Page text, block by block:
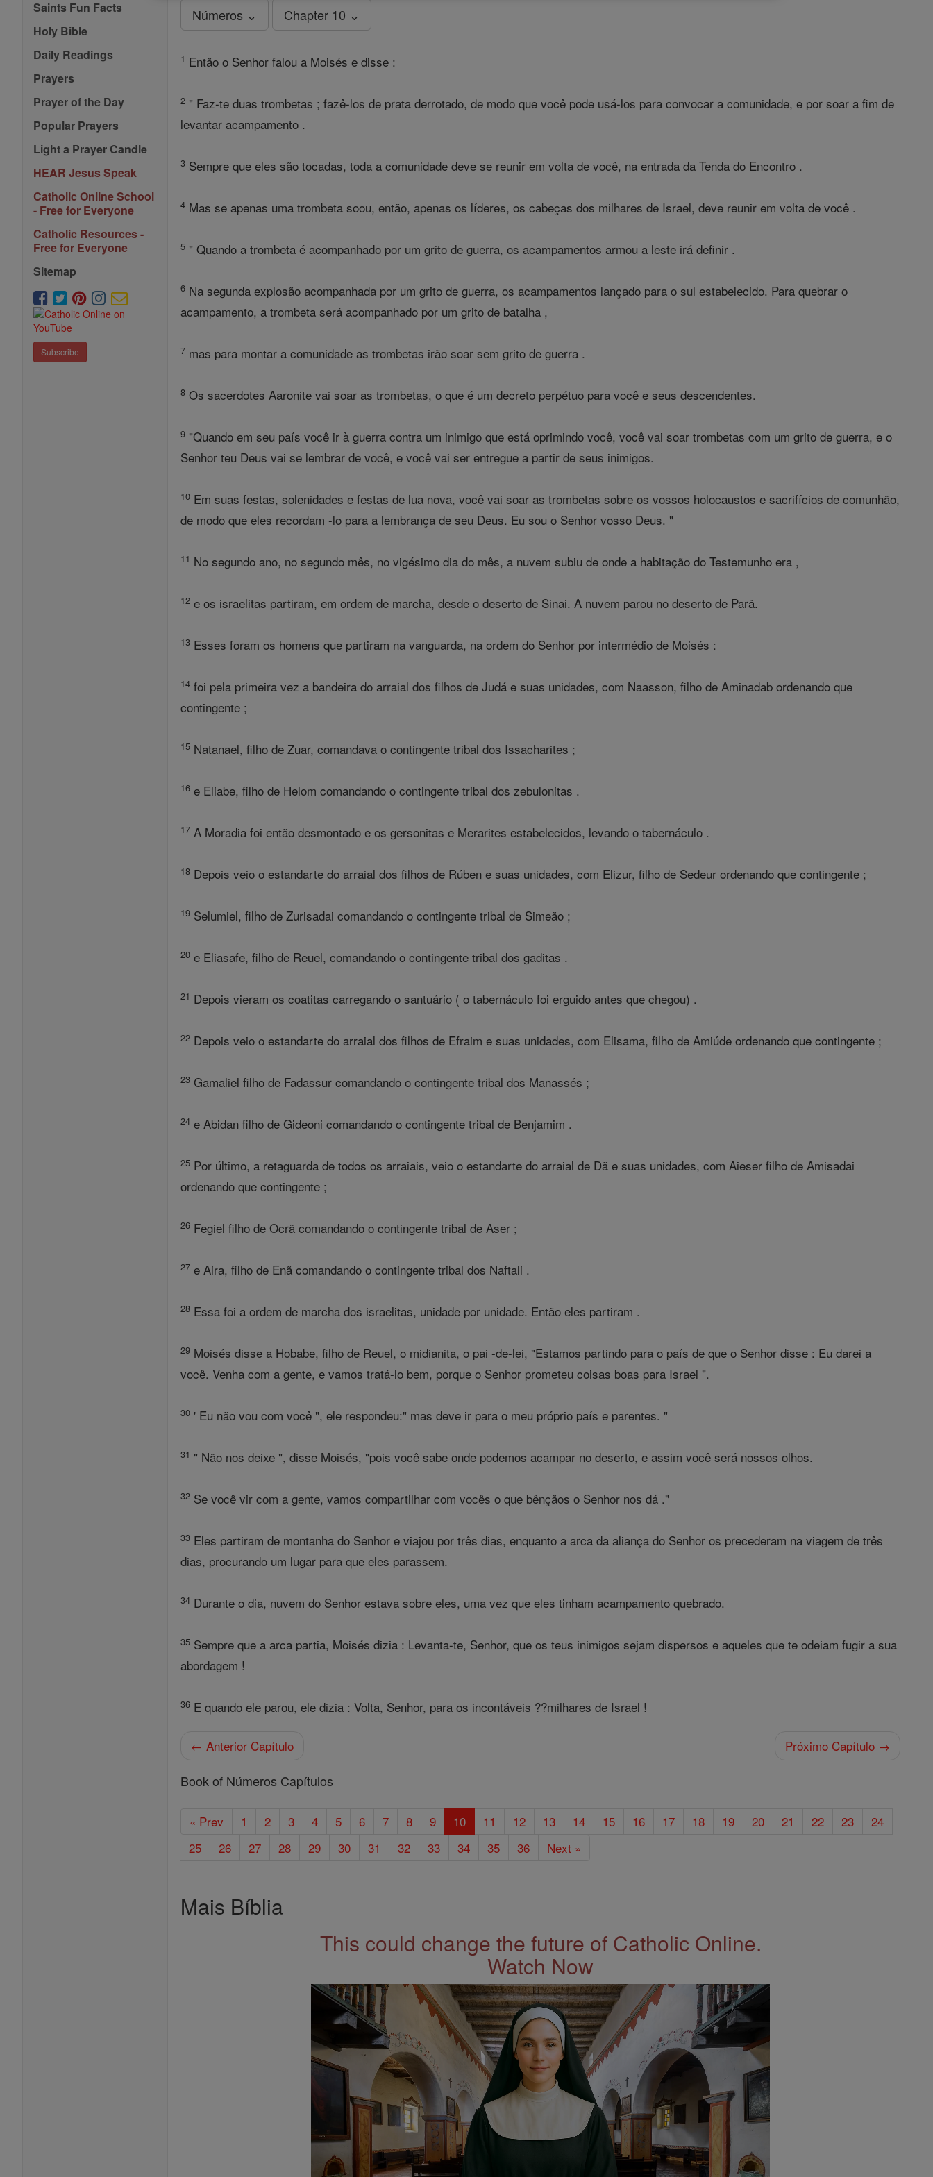
Saints Fun Facts
Holy Bible
Daily Readings
Prayers
Prayer of the Day
Popular Prayers
Light a Prayer Candle
HEAR Jesus Speak
Catholic Online School
- Free for Everyone
Catholic Resources -
Free for Everyone
Sitemap
Subscribe
Números ⌄ Chapter 10 ⌄
1 Então o Senhor falou a Moisés e disse :
2 " Faz-te duas trombetas ; fazê-los de prata derrotado, de modo que você pode usá-los para convocar a comunidade, e por soar a fim de
levantar acampamento .
3 Sempre que eles são tocadas, toda a comunidade deve se reunir em volta de você, na entrada da Tenda do Encontro .
4 Mas se apenas uma trombeta soou, então, apenas os líderes, os cabeças dos milhares de Israel, deve reunir em volta de você .
5 " Quando a trombeta é acompanhado por um grito de guerra, os acampamentos armou a leste irá definir .
6 Na segunda explosão acompanhada por um grito de guerra, os acampamentos lançado para o sul estabelecido. Para quebrar o
acampamento, a trombeta será acompanhado por um grito de batalha ,
7 mas para montar a comunidade as trombetas irão soar sem grito de guerra .
8 Os sacerdotes Aaronite vai soar as trombetas, o que é um decreto perpétuo para você e seus descendentes.
9 "Quando em seu país você ir à guerra contra um inimigo que está oprimindo você, você vai soar trombetas com um grito de guerra, e o
Senhor teu Deus vai se lembrar de você, e você vai ser entregue a partir de seus inimigos.
10 Em suas festas, solenidades e festas de lua nova, você vai soar as trombetas sobre os vossos holocaustos e sacrifícios de comunhão,
de modo que eles recordam -lo para a lembrança de seu Deus. Eu sou o Senhor vosso Deus. "
11 No segundo ano, no segundo mês, no vigésimo dia do mês, a nuvem subiu de onde a habitação do Testemunho era ,
12 e os israelitas partiram, em ordem de marcha, desde o deserto de Sinai. A nuvem parou no deserto de Parã.
13 Esses foram os homens que partiram na vanguarda, na ordem do Senhor por intermédio de Moisés :
14 foi pela primeira vez a bandeira do arraial dos filhos de Judá e suas unidades, com Naasson, filho de Aminadab ordenando que
contingente ;
15 Natanael, filho de Zuar, comandava o contingente tribal dos Issacharites ;
16 e Eliabe, filho de Helom comandando o contingente tribal dos zebulonitas .
17 A Moradia foi então desmontado e os gersonitas e Merarites estabelecidos, levando o tabernáculo .
18 Depois veio o estandarte do arraial dos filhos de Rúben e suas unidades, com Elizur, filho de Sedeur ordenando que contingente ;
19 Selumiel, filho de Zurisadai comandando o contingente tribal de Simeão ;
20 e Eliasafe, filho de Reuel, comandando o contingente tribal dos gaditas .
21 Depois vieram os coatitas carregando o santuário ( o tabernáculo foi erguido antes que chegou) .
22 Depois veio o estandarte do arraial dos filhos de Efraim e suas unidades, com Elisama, filho de Amiúde ordenando que contingente ;
23 Gamaliel filho de Fadassur comandando o contingente tribal dos Manassés ;
24 e Abidan filho de Gideoni comandando o contingente tribal de Benjamim .
25 Por último, a retaguarda de todos os arraiais, veio o estandarte do arraial de Dã e suas unidades, com Aieser filho de Amisadai
ordenando que contingente ;
26 Fegiel filho de Ocrã comandando o contingente tribal de Aser ;
27 e Aira, filho de Enã comandando o contingente tribal dos Naftali .
28 Essa foi a ordem de marcha dos israelitas, unidade por unidade. Então eles partiram .
29 Moisés disse a Hobabe, filho de Reuel, o midianita, o pai -de-lei, "Estamos partindo para o país de que o Senhor disse : Eu darei a
você. Venha com a gente, e vamos tratá-lo bem, porque o Senhor prometeu coisas boas para Israel ".
30 ' Eu não vou com você ", ele respondeu:" mas deve ir para o meu próprio país e parentes. "
31 " Não nos deixe ", disse Moisés, "pois você sabe onde podemos acampar no deserto, e assim você será nossos olhos.
32 Se você vir com a gente, vamos compartilhar com vocês o que bênçãos o Senhor nos dá ."
33 Eles partiram de montanha do Senhor e viajou por três dias, enquanto a arca da aliança do Senhor os precederam na viagem de três
dias, procurando um lugar para que eles parassem.
34 Durante o dia, nuvem do Senhor estava sobre eles, uma vez que eles tinham acampamento quebrado.
35 Sempre que a arca partia, Moisés dizia : Levanta-te, Senhor, que os teus inimigos sejam dispersos e aqueles que te odeiam fugir a sua
abordagem !
36 E quando ele parou, ele dizia : Volta, Senhor, para os incontáveis ??milhares de Israel !
← Anterior Capítulo Próximo Capítulo →
Book of Números Capítulos
« Prev 1 2 3 4 5 6 7 8 9 10 11 12 13 14 15 16 17 18 19 20 21 22 23
24
25
26 27 28 29 30 31 32 33 34 35 36 Next »
Mais Bíblia
This could change the future of Catholic Online.
Watch Now